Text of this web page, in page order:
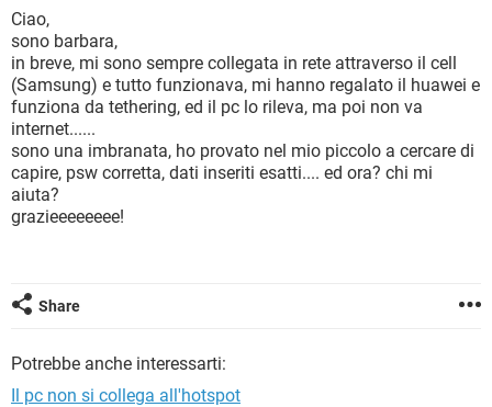
HARDWARE
INSTAGRAM
TIKTOK
HARDWARE
iOS
INSTAGRAM WHATSAPP
TIKTOK FACEBOOK
HARDWARE
COVID-19
INTRATTENIMENTO
iOS WINDOWS 10
INSTAGRAM
TIKTOK FACEBOOK
HARDWARE
Ciao,
sono barbara,
in breve, mi sono sempre collegata in rete attraverso il cell
(Samsung) e tutto funzionava, mi hanno regalato il huawei e
funziona da tethering, ed il pc lo rileva, ma poi non va
internet......
sono una imbranata, ho provato nel mio piccolo a cercare di
capire, psw corretta, dati inseriti esatti.... ed ora? chi mi
aiuta?
grazieeeeeeee!
Share
Potrebbe anche interessarti:
Il pc non si collega all'hotspot